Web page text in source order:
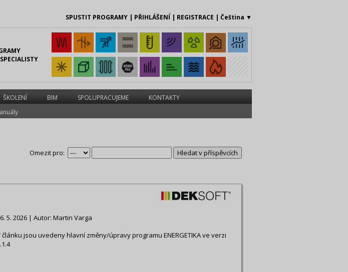
SPUSTIT PROGRAMY | PŘIHLÁŠENÍ | REGISTRACE | Čeština ▼
ŠKOLENÍ BIM SPOLUPRACUJEME
KONTAKTY
Omezit pro:
5. 2026 | Autor: Martin Varga
článku jsou uvedeny hlavní změny/úpravy programu ENERGETIKA ve verzi